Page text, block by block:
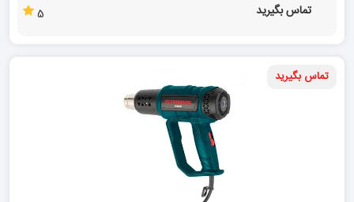
تماس بگیرید 5
تماس بگیرید